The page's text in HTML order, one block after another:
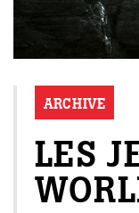
ARCHIVE
LES